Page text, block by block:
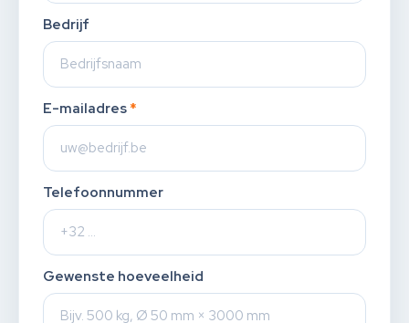
Bedrijf
E-mailadres *
Telefoonnummer
Gewenste hoeveelheid